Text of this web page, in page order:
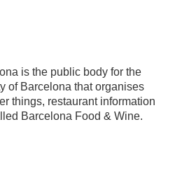
is the public body for the
of Barcelona that organises
things, restaurant information
Barcelona Food & Wine.